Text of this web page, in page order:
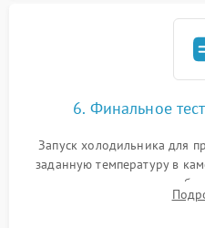
6. Финальное
Запуск холодильника для
заданную температуру в
компрессора, отсутствия
срабатывания системы